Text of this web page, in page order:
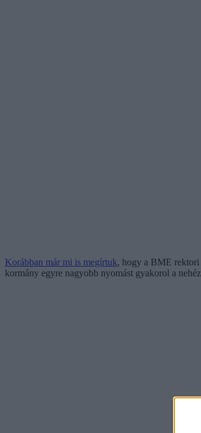
Korábban már mi is megírtuk, hogy a BME rektori
kormány egyre nagyobb nyomást gyakorol a